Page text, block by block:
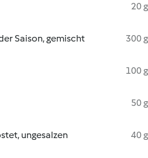
20 g
Saison, gemischt 300 g
100 g
50 g
ungesalzen 40 g